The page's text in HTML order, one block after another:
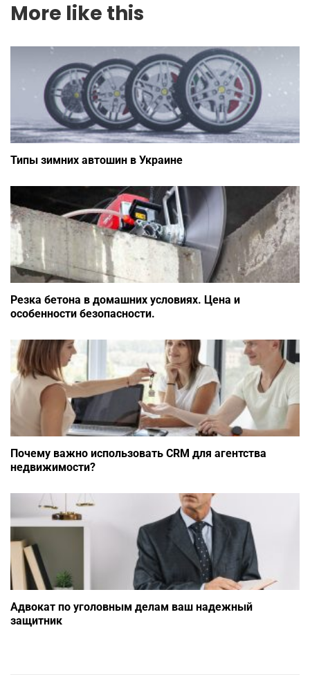
More like this
Типы зимних автошин в Украине
Резка бетона в домашних условиях. Цена и
особенности безопасности.
Почему важно использовать CRM для агентства
недвижимости?
Адвокат по уголовным делам ваш надежный
защитник